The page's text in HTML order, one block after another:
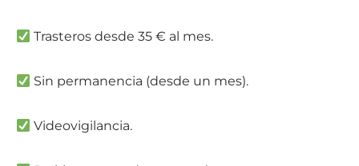
Trasteros desde 35 € al mes.
Sin permanencia (desde un mes).
Videovigilancia.